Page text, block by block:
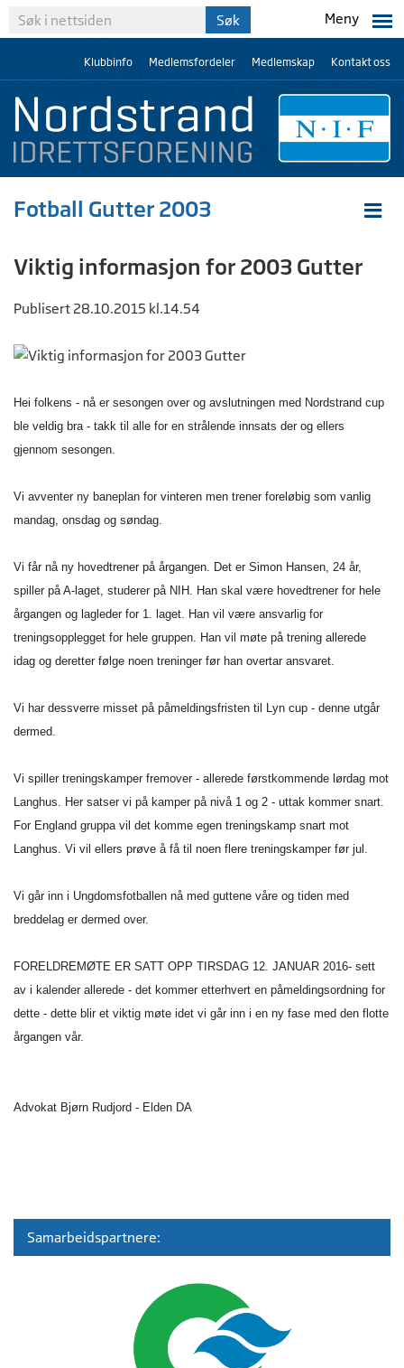
Meny
Klubbinfo Medlemsfordeler Medlemskap Kontakt oss
Fotball Gutter 2003
Viktig informasjon for 2003 Gutter
Publisert 28.10.2015 kl.14.54
Hei folkens - nå er sesongen over og avslutningen med Nordstrand cup
ble veldig bra - takk til alle for en strålende innsats der og ellers
gjennom sesongen.
Vi avventer ny baneplan for vinteren men trener foreløbig som vanlig
mandag, onsdag og søndag.
Vi får nå ny hovedtrener på årgangen. Det er Simon Hansen, 24 år,
spiller på A-laget, studerer på NIH. Han skal være hovedtrener for hele
årgangen og lagleder for 1. laget. Han vil være ansvarlig for
treningsopplegget for hele gruppen. Han vil møte på trening allerede
idag og deretter følge noen treninger før han overtar ansvaret.
Vi har dessverre misset på påmeldingsfristen til Lyn cup - denne utgår
dermed.
Vi spiller treningskamper fremover - allerede førstkommende lørdag mot
Langhus. Her satser vi på kamper på nivå 1 og 2 - uttak kommer snart.
For England gruppa vil det komme egen treningskamp snart mot
Langhus. Vi vil ellers prøve å få til noen flere treningskamper før jul.
Vi går inn i Ungdomsfotballen nå med guttene våre og tiden med
breddelag er dermed over.
FORELDREMØTE ER SATT OPP TIRSDAG 12. JANUAR 2016- sett
av i kalender allerede - det kommer etterhvert en påmeldingsordning for
dette - dette blir et viktig møte idet vi går inn i en ny fase med den flotte
årgangen vår.
Advokat Bjørn Rudjord - Elden DA
Samarbeidspartnere: